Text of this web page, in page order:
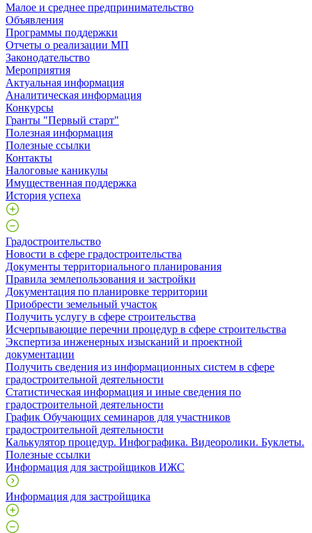
Малое и среднее предпринимательство
Объявления
Программы поддержки
Отчеты о реализации МП
Законодательство
Мероприятия
Актуальная информация
Аналитическая информация
Конкурсы
Гранты "Первый старт"
Полезная информация
Полезные ссылки
Контакты
Налоговые каникулы
Имущественная поддержка
История успеха
Градостроительство
Новости в сфере градостроительства
Документы территориального планирования
Правила землепользования и застройки
Документация по планировке территории
Приобрести земельный участок
Получить услугу в сфере строительства
Исчерпывающие перечни процедур в сфере строительства
Экспертиза инженерных изысканий и проектной
документации
Получить сведения из информационных систем в сфере
градостроительной деятельности
Статистическая информация и иные сведения по
градостроительной деятельности
График Обучающих семинаров для участников
градостроительной деятельности
Калькулятор процедур. Инфографика. Видеоролики. Буклеты.
Полезные ссылки
Информация для застройщиков ИЖС
Информация для застройщика